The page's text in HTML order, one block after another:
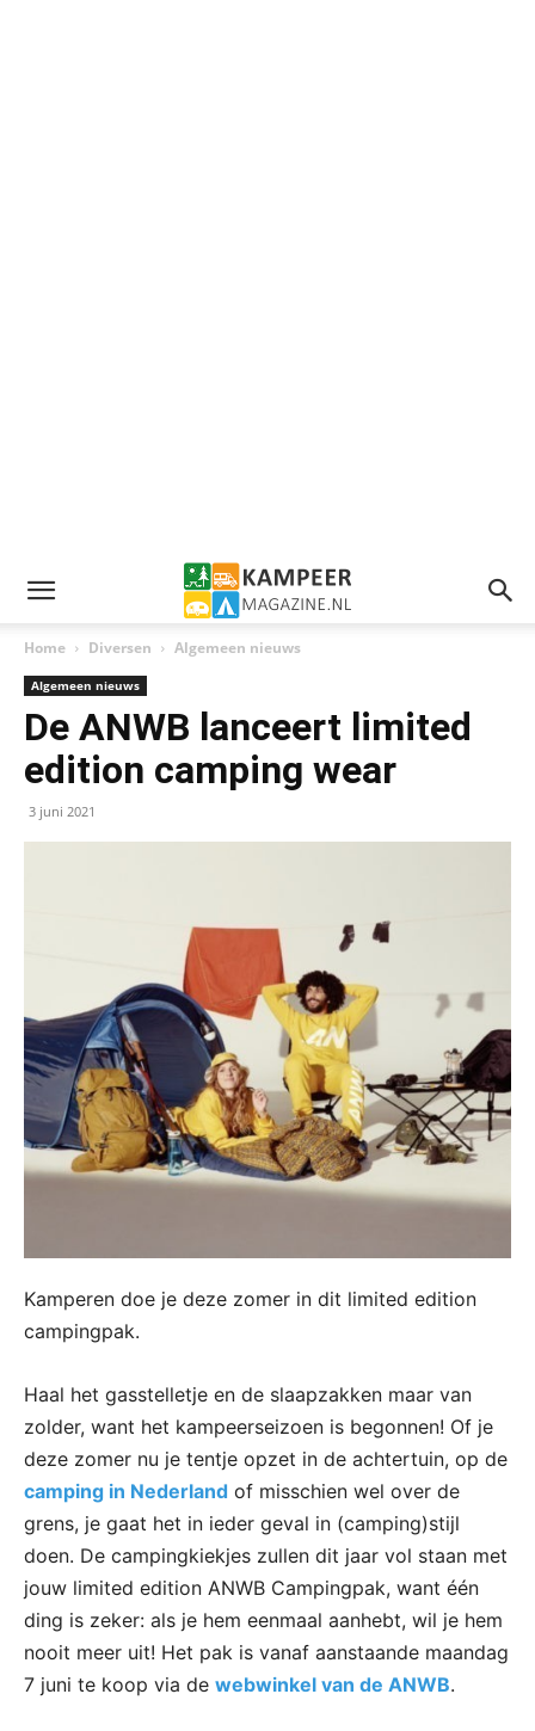
Home Diversen Algemeen nieuws
Algemeen nieuws
De ANWB lanceert limited
edition camping wear
3 juni 2021
Kamperen doe je deze zomer in dit limited edition
campingpak.
Haal het gasstelletje en de slaapzakken maar van
zolder, want het kampeerseizoen is begonnen! Of je
deze zomer nu je tentje opzet in de achtertuin, op de
camping in Nederland of misschien wel over de
grens, je gaat het in ieder geval in (camping)stijl
doen. De campingkiekjes zullen dit jaar vol staan met
jouw limited edition ANWB Campingpak, want één
ding is zeker: als je hem eenmaal aanhebt, wil je hem
nooit meer uit! Het pak is vanaf aanstaande maandag
7 juni te koop via de webwinkel van de ANWB.